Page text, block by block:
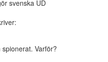
svenska UD
Varför?